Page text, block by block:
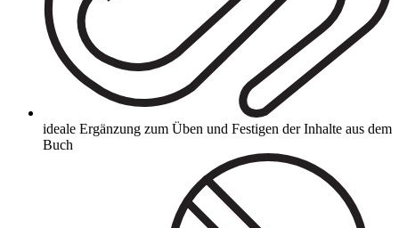
ideale Ergänzung zum Üben und Festigen der Inhalte aus dem
Buch